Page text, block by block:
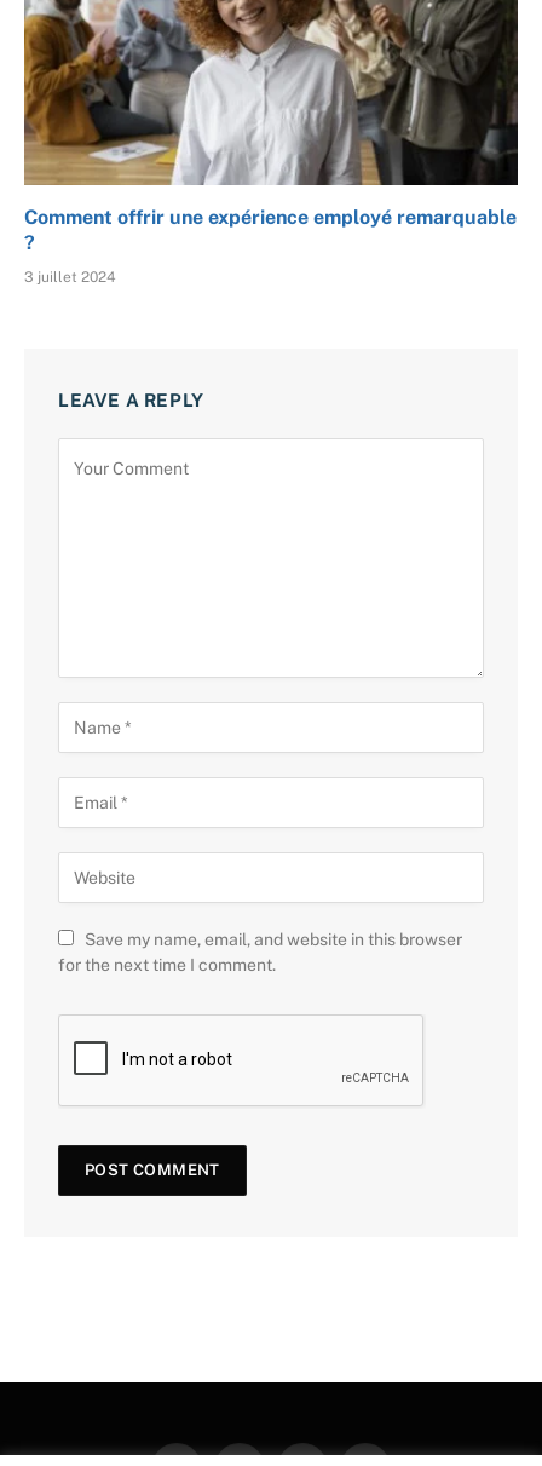
Comment offrir une expérience employé remarquable
?
3 juillet 2024
LEAVE A REPLY
Save my name, email, and website in this browser
for the next time I comment.